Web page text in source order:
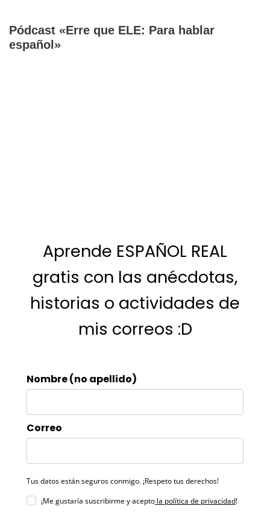
Pódcast «Erre que ELE: Para hablar
español»
Aprende ESPAÑOL REAL
gratis con las anécdotas,
historias o actividades de
mis correos :D
Nombre (no apellido)
Correo
Tus datos están seguros conmigo. ¡Respeto tus derechos!
¡Me gustaría suscribirme y acepto la política de privacidad!